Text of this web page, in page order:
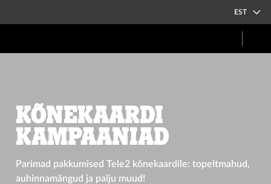
EST
Kõnekaardi
kampaaniad
Parimad pakkumised Tele2 kõnekaardile: topeltmahud,
auhinnamängud ja palju muud!